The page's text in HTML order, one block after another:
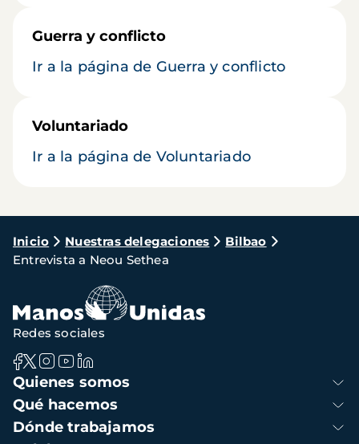
Guerra y conflicto
Ir a la página de Guerra y conflicto
Voluntariado
Ir a la página de Voluntariado
Ruta
de
navegación
Inicio Nuestras delegaciones
Bilbao
Entrevista a Neou Sethea
Navegación
principal
Quienes somos
Qué hacemos
Dónde trabajamos
Redes sociales